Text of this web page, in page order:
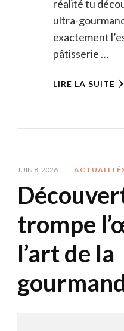
réalité tu
ultra-
exactement
pâtisserie …
LIRE LA SUITE
JUIN 8, 2026
trompe
l’art de la